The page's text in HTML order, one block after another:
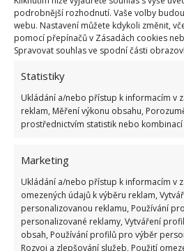
podrobnější rozhodnutí. Vaše volby
webu. Nastavení můžete kdykoli změnit,
pomocí přepínačů v Zásadách cookies
Spravovat souhlas ve spodní části
Statistiky
Ukládání a/nebo přístup k informacím v
reklam, Měření výkonu obsahu,
prostřednictvím statistik nebo
Marketing
Ukládání a/nebo přístup k informacím v
omezených údajů k výběru reklam,
personalizovanou reklamu, Používání
personalizované reklamy, Vytváření
obsah, Používání profilů pro výběr
Rozvoj a zlepšování služeb, Použití
A kde lze s hosty posedět? V
pokoji, který je obrovský a
oboustranný kamenný krb,
prostor včetně herny s
V létě se s hosty lze naopak
zastřešenou terasu, do altánu,
zóna. To vše za 699 tisíc dolarů.